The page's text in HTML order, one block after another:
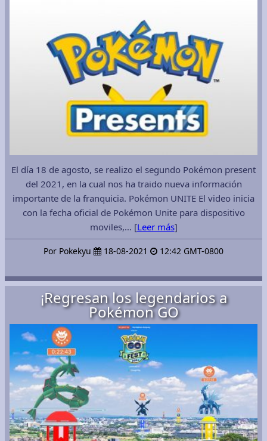
El día 18 de agosto, se realizo el segundo Pokémon present
del 2021, en la cual nos ha traido nueva información
importante de la franquicia. Pokémon UNITE El video inicia
con la fecha oficial de Pokémon Unite para dispositivo
moviles,… [Leer más]
Por Pokekyu 18-08-2021 12:42 GMT-0800
¡Regresan los legendarios a
Pokémon GO